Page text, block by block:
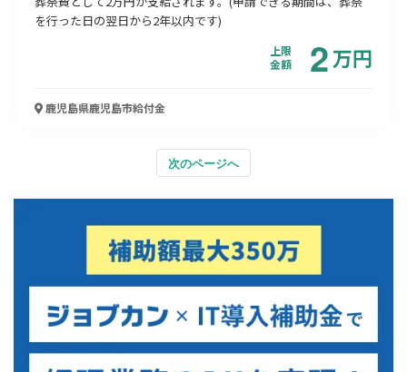
を行った日の翌日から2年以内です)
上限
金額
2万円
鹿児島県鹿児島市給付金
次のページへ